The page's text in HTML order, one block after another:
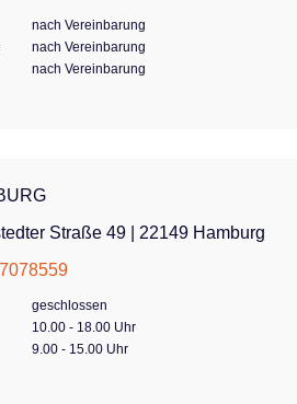
nach Vereinbarung
nach Vereinbarung
nach Vereinbarung
Straße 49 | 22149 Hamburg
geschlossen
10.00 - 18.00 Uhr
9.00 - 15.00 Uhr